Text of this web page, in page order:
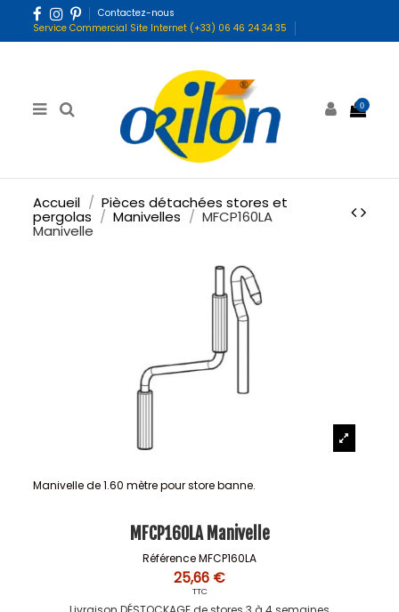
Contactez-nous
Service Commercial Site Internet (+33) 06 46 24 34 35
0
Accueil Pièces détachées stores et
pergolas Manivelles MFCP160LA
Manivelle
Manivelle de 1.60 mètre pour store banne.
MFCP160LA Manivelle
RéférenceMFCP160LA
25,66 €
TTC